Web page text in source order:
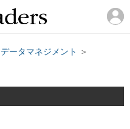
データマネジメント
＞